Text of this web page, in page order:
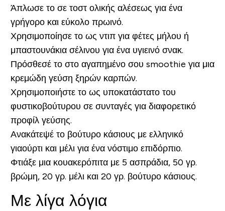
Άπλωσε το σε τοστ ολικής αλέσεως για ένα
γρήγορο και εύκολο πρωινό.
Χρησιμοποίησε το ως ντιπ για φέτες μήλου ή
μπαστουνάκια σέλινου για ένα υγιεινό σνακ.
Πρόσθεσέ το στο αγαπημένο σου smoothie για μια
κρεμώδη γεύση ξηρών καρπών.
Χρησιμοποιήστε το ως υποκατάστατο του
φυστικοβούτυρου σε συνταγές για διαφορετικό
προφίλ γεύσης.
Ανακάτεψέ το βούτυρο κάσιους με ελληνικό
γιαούρτι και μέλι για ένα νόστιμο επιδόρπιο.
Φτιάξε μια κουακερόπιτα με 5 ασπράδια, 50 γρ.
βρώμη, 20 γρ. μέλι και 20 γρ. βούτυρο κάσιους.
Με λίγα λόγια